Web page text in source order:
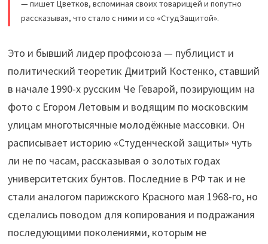
— пишет Цветков, вспоминая своих товарищей и попутно
рассказывая, что стало с ними и со «СтудЗащитой».
Это и бывший лидер профсоюза — публицист и
политический теоретик Дмитрий Костенко, ставший
в начале 1990-х русским Че Геварой, позирующим на
фото с Егором Летовым и водящим по московским
улицам многотысячные молодёжные массовки. Он
расписывает историю «Студенческой защиты» чуть
ли не по часам, рассказывая о золотых годах
университетских бунтов. Последние в РФ так и не
стали аналогом парижского Красного мая 1968-го, но
сделались поводом для копирования и подражания
последующими поколениями, которым не